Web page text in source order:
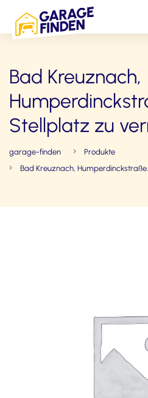
Bad Kreuznach,
Stellplatz zu
garage-finden
Produkte
Bad Kreuznach,